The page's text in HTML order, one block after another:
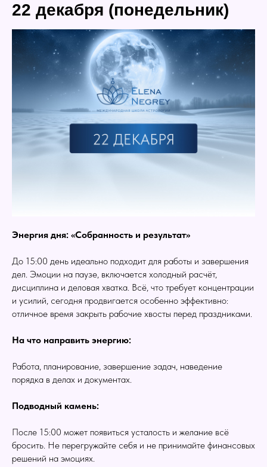
22 декабря (понедельник)
Энергия дня: «Собранность и результат»
До 15:00 день идеально подходит для работы и завершения
дел. Эмоции на паузе, включается холодный расчёт,
дисциплина и деловая хватка. Всё, что требует концентрации
и усилий, сегодня продвигается особенно эффективно:
отличное время закрыть рабочие хвосты перед праздниками.
На что направить энергию:
Работа, планирование, завершение задач, наведение
порядка в делах и документах.
Подводный камень:
После 15:00 может появиться усталость и желание всё
бросить. Не перегружайте себя и не принимайте финансовых
решений на эмоциях.